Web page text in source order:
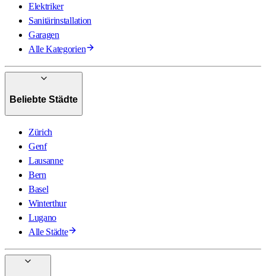
Elektriker
Sanitärinstallation
Garagen
Alle Kategorien
Beliebte Städte
Zürich
Genf
Lausanne
Bern
Basel
Winterthur
Lugano
Alle Städte